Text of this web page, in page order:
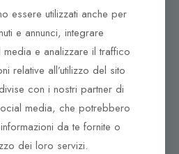
puoi trovare
Italia, 161
0932 683156
Ragusa RG
Emanuele 79/A
0933 942394
CT
essere utilizzati anche per
e annunci, integrare
e analizzare il traffico
relative all’utilizzo del sito
con i nostri partner di
media, che potrebbero
da te fornite o
dei loro servizi.